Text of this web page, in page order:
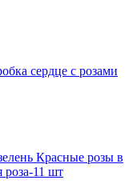
сердце с розами
Красные розы в
роза-11 шт